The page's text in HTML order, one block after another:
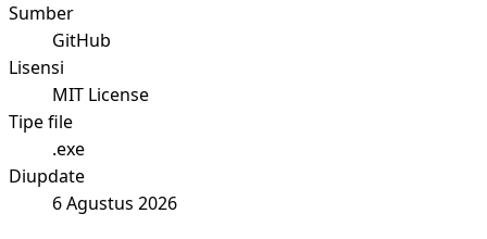
Sumber
GitHub
Lisensi
MIT License
Tipe file
.exe
Diupdate
6 Agustus 2026